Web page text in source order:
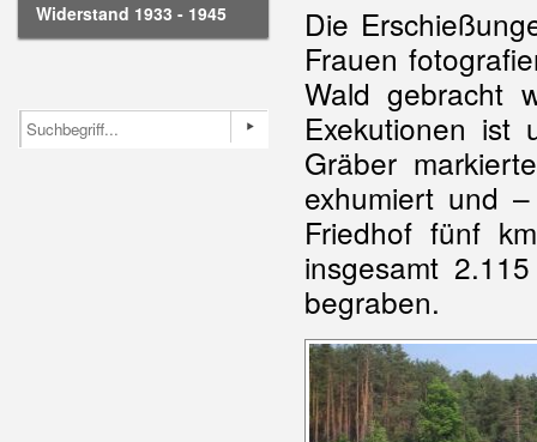
Widerstand 1933 - 1945
Die
Frauen
Wald gebracht
Exekutionen ist
Gräber
exhumiert und
Friedhof fünf
insgesamt
begraben.